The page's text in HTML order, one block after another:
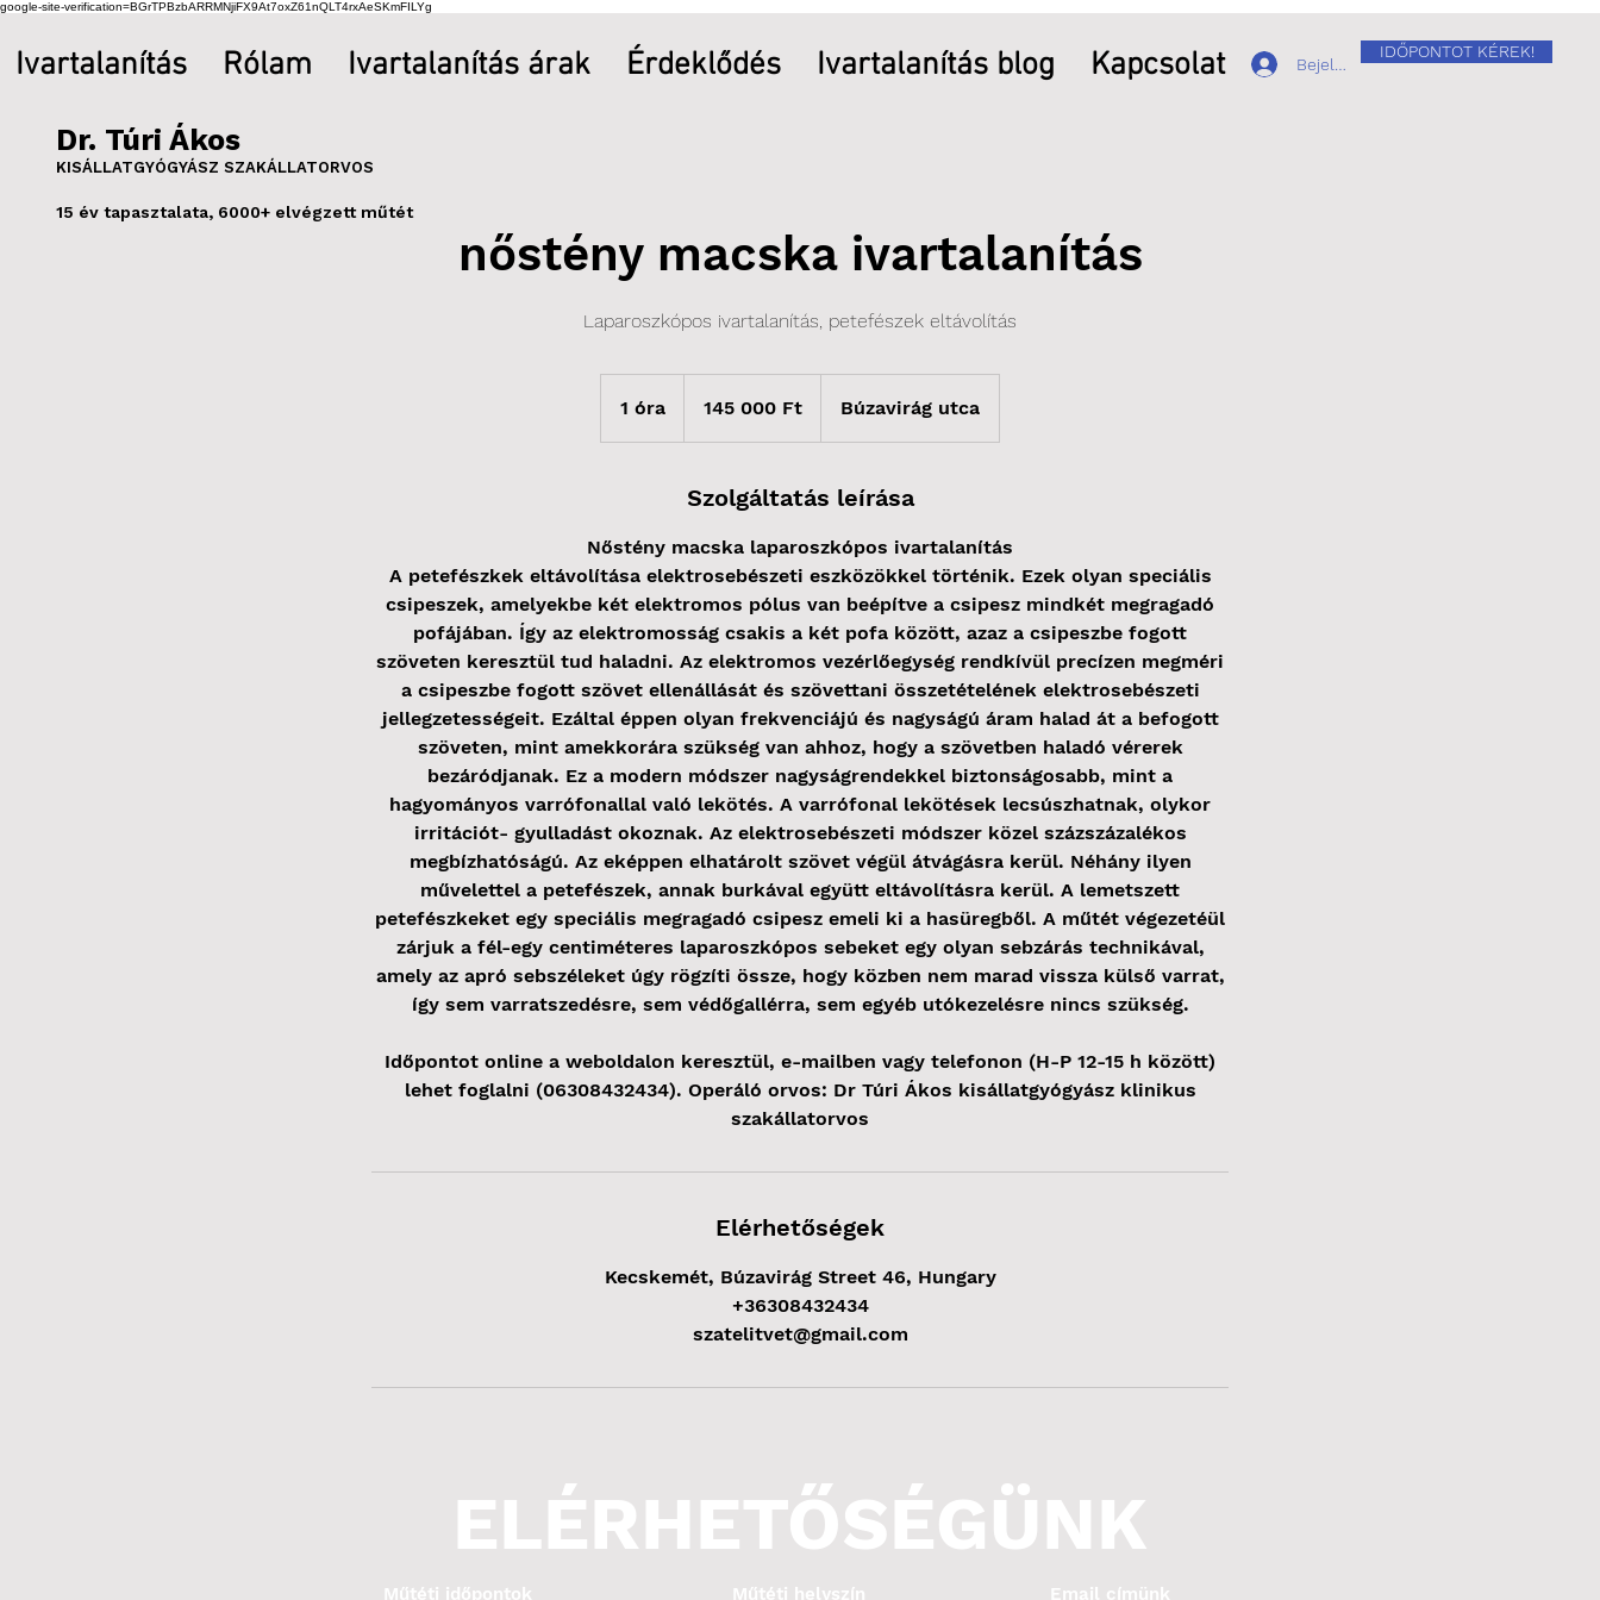
google-site-verification=BGrTPBzbARRMNjiFX9At7oxZ61nQLT4rxAeSKmFILYg
Dr. Túri Ákos
KISÁLLATGYÓGYÁSZ SZAKÁLLATORVOS
15 év tapasztalata, 6000+ elvégzett műtét
IDŐPONTOT KÉREK!
Ivartalanítás Rólam Ivartalanítás árak Érdeklődés Ivartalanítás blog Kapcsolat Bejelentkezés
nőstény macska ivartalanítás
Laparoszkópos ivartalanítás, petefészek eltávolítás
1 óra
ó
forint145 000 Ft Búzavirág utca
Szolgáltatás leírása
Nőstény macska laparoszkópos ivartalanítás
A petefészkek eltávolítása elektrosebészeti eszközökkel történik. Ezek olyan speciális
csipeszek, amelyekbe két elektromos pólus van beépítve a csipesz mindkét megragadó
pofájában. Így az elektromosság csakis a két pofa között, azaz a csipeszbe fogott
szöveten keresztül tud haladni. Az elektromos vezérlőegység rendkívül precízen megméri
a csipeszbe fogott szövet ellenállását és szövettani összetételének elektrosebészeti
jellegzetességeit. Ezáltal éppen olyan frekvenciájú és nagyságú áram halad át a befogott
szöveten, mint amekkorára szükség van ahhoz, hogy a szövetben haladó vérerek
bezáródjanak. Ez a modern módszer nagyságrendekkel biztonságosabb, mint a
hagyományos varrófonallal való lekötés. A varrófonal lekötések lecsúszhatnak, olykor
irritációt- gyulladást okoznak. Az elektrosebészeti módszer közel százszázalékos
megbízhatóságú. Az eképpen elhatárolt szövet végül átvágásra kerül. Néhány ilyen
művelettel a petefészek, annak burkával együtt eltávolításra kerül. A lemetszett
petefészkeket egy speciális megragadó csipesz emeli ki a hasüregből. A műtét végezetéül
zárjuk a fél-egy centiméteres laparoszkópos sebeket egy olyan sebzárás technikával,
amely az apró sebszéleket úgy rögzíti össze, hogy közben nem marad vissza külső varrat,
így sem varratszedésre, sem védőgallérra, sem egyéb utókezelésre nincs szükség.
Időpontot online a weboldalon keresztül, e-mailben vagy telefonon (H-P 12-15 h között)
lehet foglalni (06308432434). Operáló orvos: Dr Túri Ákos kisállatgyógyász klinikus
szakállatorvos
Elérhetőségek
Kecskemét, Búzavirág Street 46, Hungary
+36308432434
szatelitvet@gmail.com
ELÉRHETŐSÉGÜNK
Műtéti időpontok Műtéti helyszín Email címünk